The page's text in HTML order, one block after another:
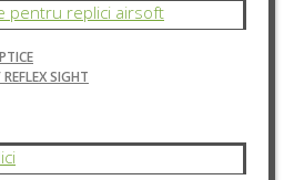
pentru replici airsoft
SIGHT